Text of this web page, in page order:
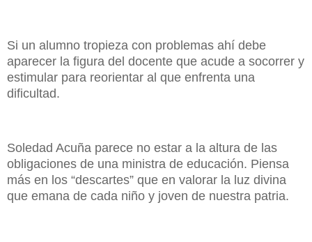
Si un alumno tropieza con problemas ahí debe
aparecer la figura del docente que acude a socorrer y
estimular para reorientar al que enfrenta una
dificultad.
Soledad Acuña parece no estar a la altura de las
obligaciones de una ministra de educación. Piensa
más en los “descartes” que en valorar la luz divina
que emana de cada niño y joven de nuestra patria.